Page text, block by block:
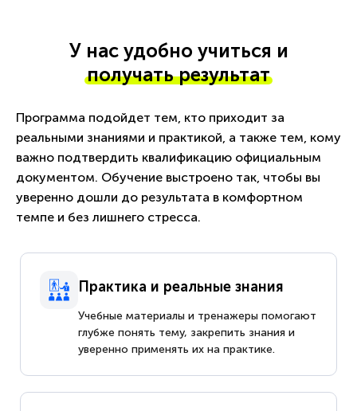
У нас удобно учиться и
получать результат
Программа подойдет тем, кто приходит за
реальными знаниями и практикой, а также тем, кому
важно подтвердить квалификацию официальным
документом. Обучение выстроено так, чтобы вы
уверенно дошли до результата в комфортном
темпе и без лишнего стресса.
Практика и реальные знания
Учебные материалы и тренажеры помогают
глубже понять тему, закрепить знания и
уверенно применять их на практике.